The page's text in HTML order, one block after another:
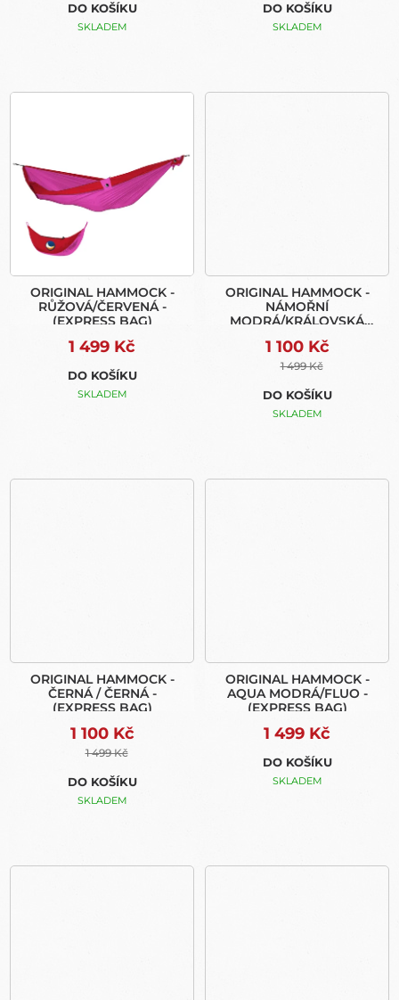
DO KOŠÍKU
SKLADEM
DO KOŠÍKU
SKLADEM
ORIGINAL HAMMOCK -
RŮŽOVÁ/ČERVENÁ -
(EXPRESS BAG)
1 499 Kč
DO KOŠÍKU
SKLADEM
ORIGINAL HAMMOCK -
NÁMOŘNÍ
MODRÁ/KRÁLOVSKÁ
1 100 Kč
1 499 Kč
DO KOŠÍKU
SKLADEM
ORIGINAL HAMMOCK -
ČERNÁ / ČERNÁ -
(EXPRESS BAG)
1 100 Kč
1 499 Kč
DO KOŠÍKU
SKLADEM
ORIGINAL HAMMOCK -
AQUA MODRÁ/FLUO -
(EXPRESS BAG)
1 499 Kč
DO KOŠÍKU
SKLADEM